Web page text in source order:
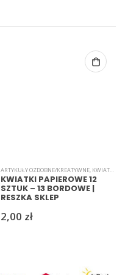
ARTYKUŁY OZDOBNE/KREATYWNE, KWIATKI
KWIATKI PAPIEROWE 12
SZTUK – 13 BORDOWE |
RESZKA SKLEP
2,00 zł